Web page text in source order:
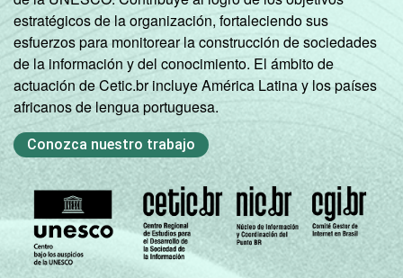
estratégicos de la organización, fortaleciendo sus
esfuerzos para monitorear la construcción de sociedades
de la información y del conocimiento. El ámbito de
actuación de Cetic.br incluye América Latina y los países
africanos de lengua portuguesa.
Conozca nuestro trabajo